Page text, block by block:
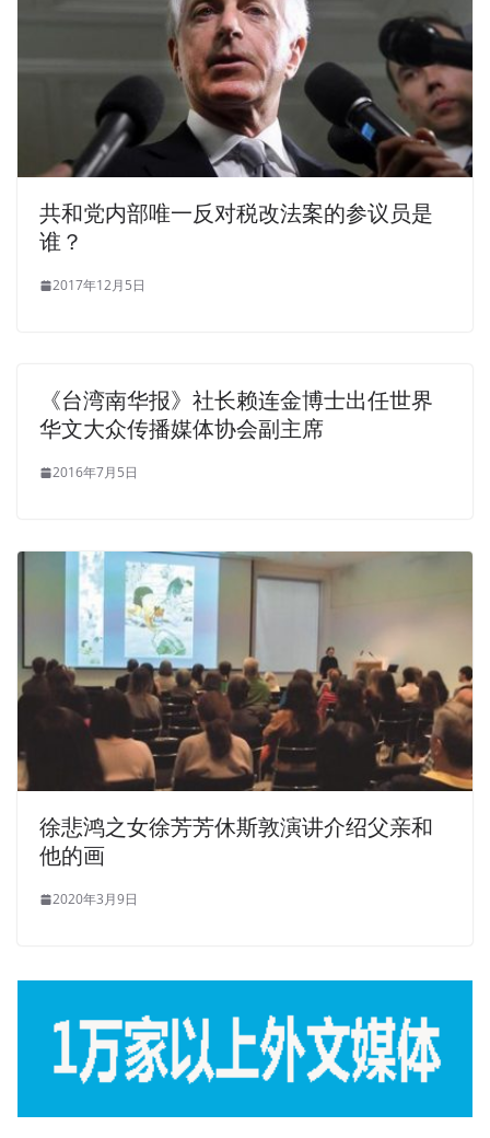
共和党内部唯一反对税改法案的参议员是
谁？
2017年12月5日
《台湾南华报》社长赖连金博士出任世界
华文大众传播媒体协会副主席
2016年7月5日
徐悲鸿之女徐芳芳休斯敦演讲介绍父亲和
他的画
2020年3月9日